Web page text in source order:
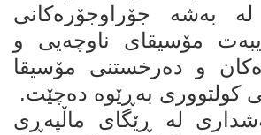
بەشە جۆراوجۆرەکانی
مۆسیقای ناوچەیی و
و دەرخستنی مۆسیقا
کولتووری بەڕێوە دەچێت.
لە ڕێگای ماڵپەڕی